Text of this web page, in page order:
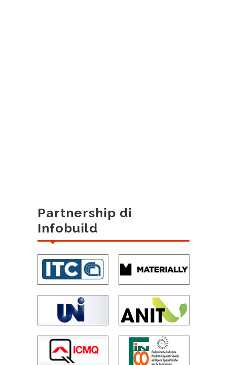
Partnership di
Infobuild